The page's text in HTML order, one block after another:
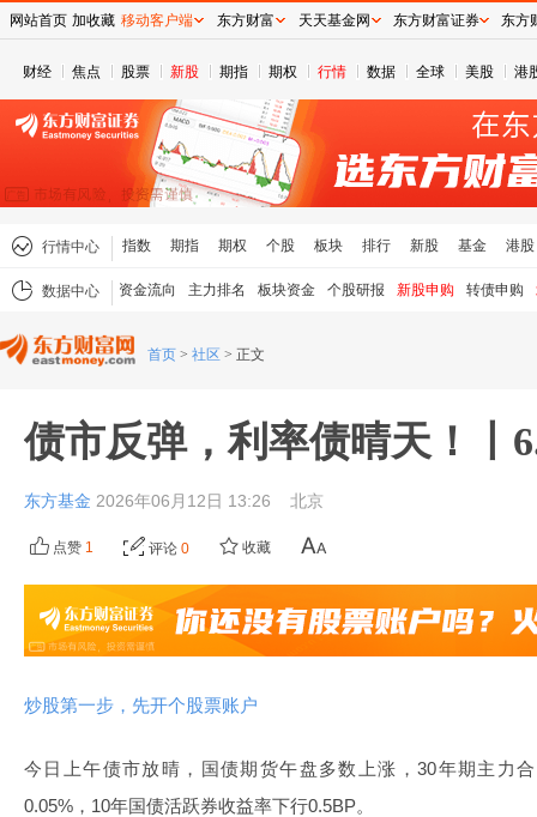
财经 焦点 股票 新股 期指 期权 行情 数据 全球 美股 港
行情中心 指数 期指 期权 个股 板块 排行 新股 基金 港股
数据中心 资金流向 主力排名 板块资金 个股研报 新股申购 转债申购
首页 > 社区 > 正文
债市反弹，利率债晴天！丨
东方基金 2026年06月12日 13:26 北京
点赞 1 评论 0 收藏
炒股第一步，先开个股票账户
今日上午债市放晴，国债期货午盘多数上涨，30年期主力
0.05%，10年国债活跃券收益率下行0.5BP。
网站首页 加收藏 移动客户端 东方财富 天天基金网 东方财富证券 东方